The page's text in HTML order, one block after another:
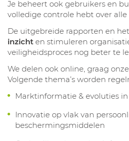
Je beheert ook gebruikers en
volledige controle hebt over alle
De uitgebreide rapporten en
inzicht en stimuleren
veiligheidsproces nog beter te
We delen ook online, graag onze
Volgende thema’s worden
Marktinformatie & evoluties
Innovatie op vlak van
beschermingsmiddelen